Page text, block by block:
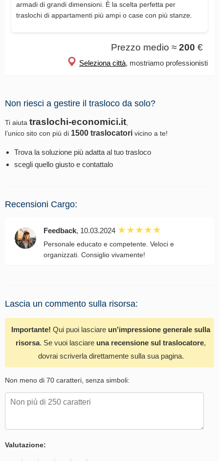
armadi di grandi dimensioni. È la scelta perfetta per
traslochi di appartamenti più ampi o case con più stanze.
Prezzo medio ≈ 200 €
Seleziona città, mostriamo professionisti
Non riesci a gestire il trasloco da solo?
Ti aiuta traslochi-economici.it
l’unico sito con più di 1500 traslocatori vicino a te!
Trova la soluzione più adatta al tuo trasloco
scegli quello giusto e contattalo
Recensioni Cargo:
Feedback, 10.03.2024
Personale educato e competente. Veloci e
organizzati. Consiglio vivamente!
Lascia un commento sulla risorsa:
Importante! Qui puoi lasciare un'impressione generale sulla
risorsa. Se vuoi lasciare una recensione sul traslocatore,
dovrai scriverla direttamente sulla sua pagina.
Non meno di 70 caratteri, senza simboli:
Valutazione: